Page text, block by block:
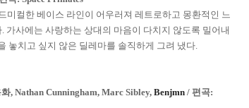
미컬한 베이스 라인이 어우러져 레트로하고 몽환적인 느
. 가사에는 사랑하는 상대의 마음이 다치지 않도록 밀어내
놓치고 싶지 않은 딜레마를 솔직하게 그려 냈다.
화, Nathan Cunningham, Marc Sibley, Benjmn / 편곡: